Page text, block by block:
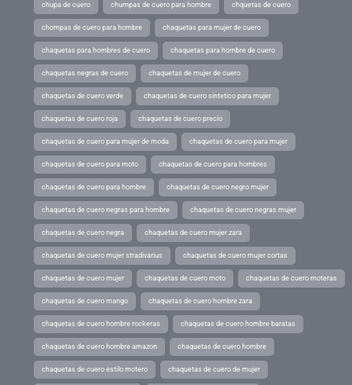
chupa de cuero chumpas de cuero para hombre chquetas de cuero
chompas de cuero para hombre chaquetas para mujer de cuero
chaquetas para hombres de cuero chaquetas para hombre de cuero
chaquetas negras de cuero chaquetas de mujer de cuero
chaquetas de cuero verde chaquetas de cuero sintetico para mujer
chaquetas de cuero roja chaquetas de cuero precio
chaquetas de cuero para mujer de moda chaquetas de cuero para mujer
chaquetas de cuero para moto chaquetas de cuero para hombres
chaquetas de cuero para hombre chaquetas de cuero negro mujer
chaquetas de cuero negras para hombre chaquetas de cuero negras mujer
chaquetas de cuero negra chaquetas de cuero mujer zara
chaquetas de cuero mujer stradivarius chaquetas de cuero mujer cortas
chaquetas de cuero mujer chaquetas de cuero moto chaquetas de cuero moteras
chaquetas de cuero mango chaquetas de cuero hombre zara
chaquetas de cuero hombre rockeras chaquetas de cuero hombre baratas
chaquetas de cuero hombre amazon chaquetas de cuero hombre
chaquetas de cuero estilo motero chaquetas de cuero de mujer